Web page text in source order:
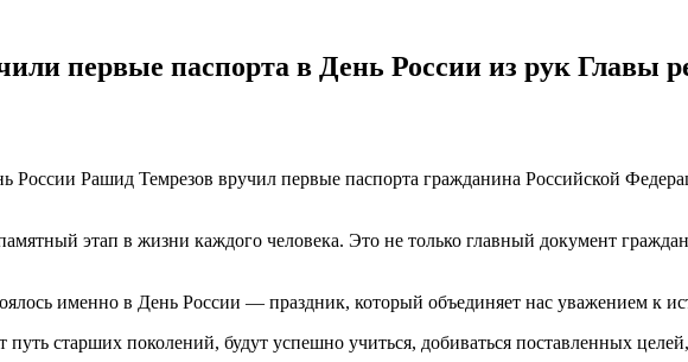
первые паспорта в День России из рук Главы
Рашид Темрезов вручил первые паспорта гражданина Российской
этап в жизни каждого человека. Это не только главный документ
именно в День России — праздник, который объединяет нас уважением к
старших поколений, будут успешно учиться, добиваться поставленных